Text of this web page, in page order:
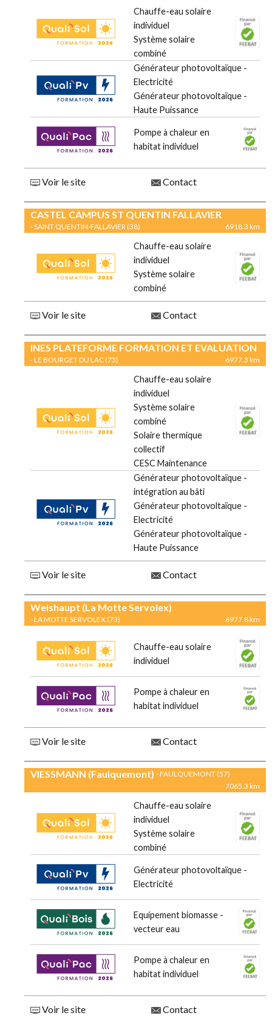
Chauffe-eau solaire
individuel
Système solaire
combiné
Générateur photovoltaïque -
Electricité
Générateur photovoltaïque -
Haute Puissance
Pompe à chaleur en
habitat individuel
Voir le site Contact
CASTEL CAMPUS ST QUENTIN FALLAVIER
- SAINT QUENTIN-FALLAVIER (38) 6918.3 km
Chauffe-eau solaire
individuel
Système solaire
combiné
Voir le site Contact
INES PLATEFORME FORMATION ET EVALUATION
- LE BOURGET DU LAC (73) 6977.3 km
Chauffe-eau solaire
individuel
Système solaire
combiné
Solaire thermique
collectif
CESC Maintenance
Générateur photovoltaïque -
intégration au bâti
Générateur photovoltaïque -
Electricité
Générateur photovoltaïque -
Haute Puissance
Voir le site Contact
Weishaupt (La Motte Servolex)
- LA MOTTE SERVOLEX (73) 6977.8 km
Chauffe-eau solaire
individuel
Pompe à chaleur en
habitat individuel
Voir le site Contact
VIESSMANN (Faulquemont) - FAULQUEMONT (57)
7065.3 km
Chauffe-eau solaire
individuel
Système solaire
combiné
Générateur photovoltaïque -
Electricité
Equipement biomasse -
vecteur eau
Pompe à chaleur en
habitat individuel
Voir le site Contact